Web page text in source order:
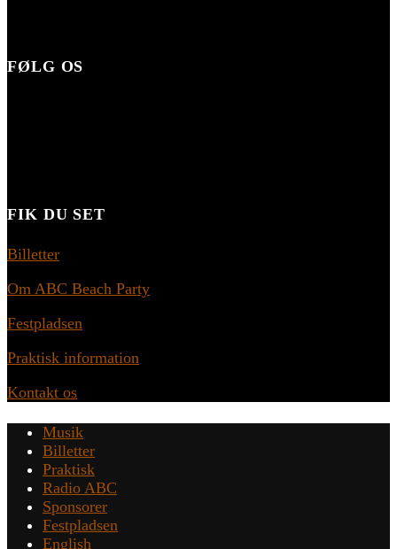
FØLG OS
FIK DU SET
Billetter
Om ABC Beach Party
Festpladsen
Praktisk information
Kontakt os
Musik
Billetter
Praktisk
Radio ABC
Sponsorer
Festpladsen
English